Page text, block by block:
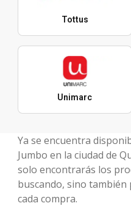
Tottus
Unimarc
Ya se encuentra
Jumbo en la ciudad de
solo encontrarás los
buscando, sino también
cada compra.